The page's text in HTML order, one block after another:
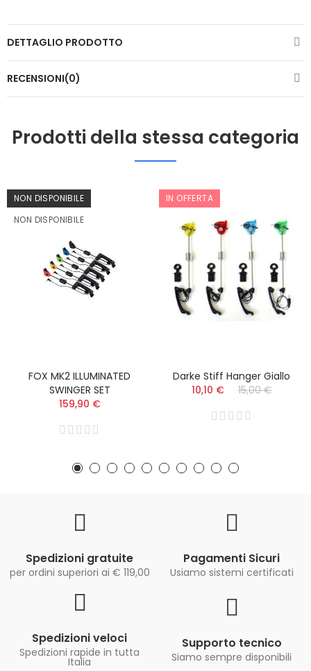
DETTAGLIO PRODOTTO
RECENSIONI(0)
Prodotti della stessa categoria
NON DISPONIBILE
NON DISPONIBILE
FOX MK2 ILLUMINATED
SWINGER SET
159,90 €
IN OFFERTA
Darke Stiff Hanger Giallo
10,10 €
15,00 €
Spedizioni gratuite
per ordini superiori ai € 119,00
Pagamenti Sicuri
Usiamo sistemi certificati
Spedizioni veloci
Spedizioni rapide in tutta
Italia
Supporto tecnico
Siamo sempre disponibili